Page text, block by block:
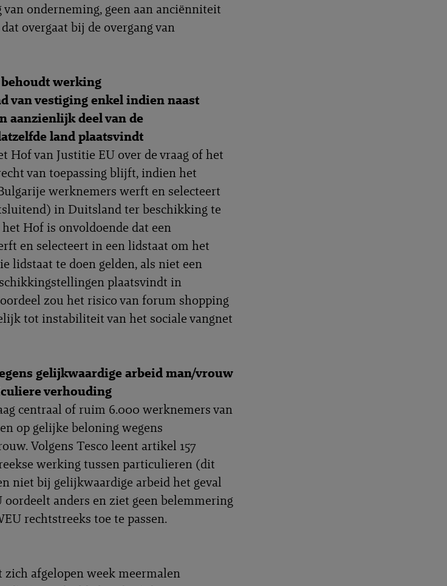
van onderneming, geen aan anciënniteit
overgaat bij de overgang van
werking
van vestiging enkel indien naast
aanzienlijk deel van de
land plaatsvindt
Hof van Justitie EU over de vraag of het
van toepassing blijft, indien het
werknemers werft en selecteert
in Duitsland ter beschikking te
Hof is onvoldoende dat een
en selecteert in een lidstaat om het
lidstaat te doen gelden, als niet een
plaatsvindt in
zou het risico van forum shopping
tot instabiliteit van het sociale vangnet
gelijkwaardige arbeid man/vrouw
verhouding
centraal of ruim 6.000 werknemers van
op gelijke beloning wegens
Volgens Tesco leent artikel 157
werking tussen particulieren (dit
niet bij gelijkwaardige arbeid het geval
anders en ziet geen belemmering
rechtstreeks toe te passen.
afgelopen week meermalen